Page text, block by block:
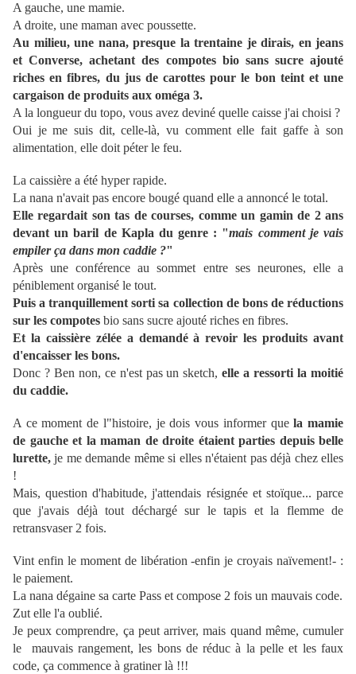
A gauche, une mamie.
A droite, une maman avec poussette.
Au milieu, une nana, presque la trentaine je dirais, en jeans
et Converse, achetant des compotes bio sans sucre ajouté
riches en fibres, du jus de carottes pour le bon teint et une
cargaison de produits aux oméga 3.
A la longueur du topo, vous avez deviné quelle caisse j'ai choisi ?
Oui je me suis dit, celle-là, vu comment elle fait gaffe à son
alimentation elle doit péter le feu.
La caissière a été hyper rapide.
La nana n'avait pas encore bougé quand elle a annoncé le total.
Elle regardait son tas de courses, comme un gamin de 2 ans
devant un baril de Kapla du genre : "mais comment je vais
empiler ça dans mon caddie ?"
Après une conférence au sommet entre ses neurones, elle a
péniblement organisé le tout.
Puis a tranquillement sorti sa collection de bons de réductions
sur les compotes bio sans sucre ajouté riches en fibres.
Et la caissière zélée a demandé à revoir les produits avant
d'encaisser les bons.
Donc ? Ben non, ce n'est pas un sketch, elle a ressorti la moitié
du caddie.
A ce moment de l"histoire, je dois vous informer quela mamie
de gauche et la maman de droite étaient parties depuis belle
lurette, je me demande même si elles n'étaient pas déjà chez elles
!
Mais, question d'habitude, j'attendais résignée et stoïque... parce
que j'avais déjà tout déchargé sur le tapis et la flemme de
retransvaser 2 fois.
Vint enfin le moment de libération -enfin je croyais naïvement!- :
le paiement.
La nana dégaine sa carte Pass et compose 2 fois un mauvais code.
Zut elle l'a oublié.
Je peux comprendre, ça peut arriver, mais quand même, cumuler
le mauvais rangement, les bons de réduc à la pelle et les faux
code, ça commence à gratiner là !!!